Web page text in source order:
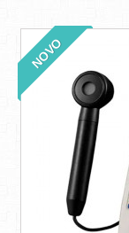
NOVO